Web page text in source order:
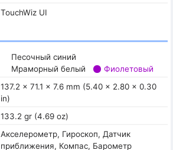
TouchWiz UI
Песочный синий
Мраморный белый
Фиолетовый
137.2 x 71.1 x 7.6 mm (5.40 x 2.80 x 0.30
in)
133.2 gr (4.69 oz)
Акселерометр, Гироскоп, Датчик
приближения, Компас, Барометр